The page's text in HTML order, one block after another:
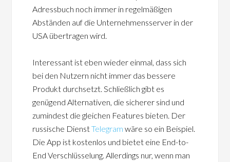
Adressbuch noch immer in regelmäßigen
Abständen auf die Unternehmensserver in der
USA übertragen wird.
Interessant ist eben wieder einmal, dass sich
bei den Nutzern nicht immer das bessere
Produkt durchsetzt. Schließlich gibt es
genügend Alternativen, die sicherer sind und
zumindest die gleichen Features bieten. Der
russische DienstTelegram wäre so ein Beispiel.
Die App ist kostenlos und bietet eine End-to-
End Verschlüsselung. Allerdings nur, wenn man